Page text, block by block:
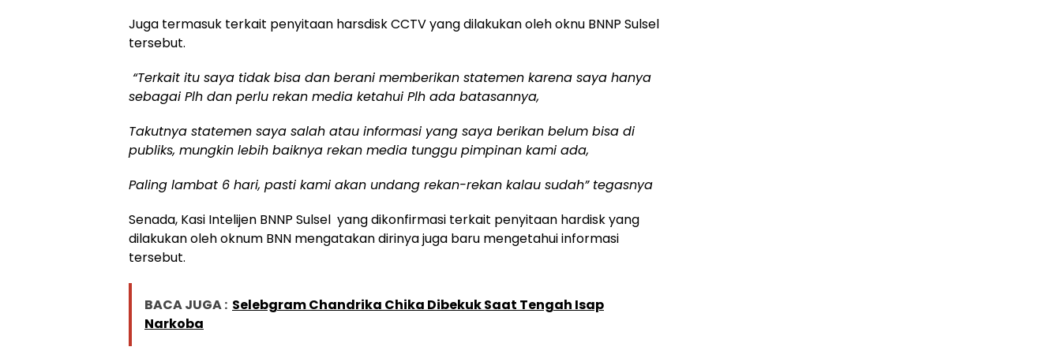
Juga termasuk terkait penyitaan harsdisk CCTV yang dilakukan oleh oknu BNNP Sulsel
tersebut.
“Terkait itu saya tidak bisa dan berani memberikan statemen karena saya hanya
sebagai Plh dan perlu rekan media ketahui Plh ada batasannya,
Takutnya statemen saya salah atau informasi yang saya berikan belum bisa di
publiks, mungkin lebih baiknya rekan media tunggu pimpinan kami ada,
Paling lambat 6 hari, pasti kami akan undang rekan-rekan kalau sudah” tegasnya
Senada, Kasi Intelijen BNNP Sulsel yang dikonfirmasi terkait penyitaan hardisk yang
dilakukan oleh oknum BNN mengatakan dirinya juga baru mengetahui informasi
tersebut.
BACA JUGA : Selebgram Chandrika Chika Dibekuk Saat Tengah Isap
Narkoba